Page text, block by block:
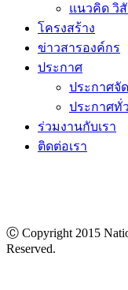
แนวคิด วิ
โครงสร้าง
ข่าวสารองค์กร
ประกาศ
ประกาศจั
ประกาศทั่
ร่วมงานกับเรา
ติดต่อเรา
Ⓒ Copyright 2015
Reserved.